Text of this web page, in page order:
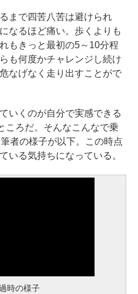
まで四苦八苦は避けられ
なるほど痛い。歩くよりも
もきっと最初の5～10分程
も何度かチャレンジし続け
なげなく走り出すことがで
いくのが自分で実感できる
ころだ。そんなこんなで乗
者の様子が以下。この時点
いる気持ちになっている。
時の様子